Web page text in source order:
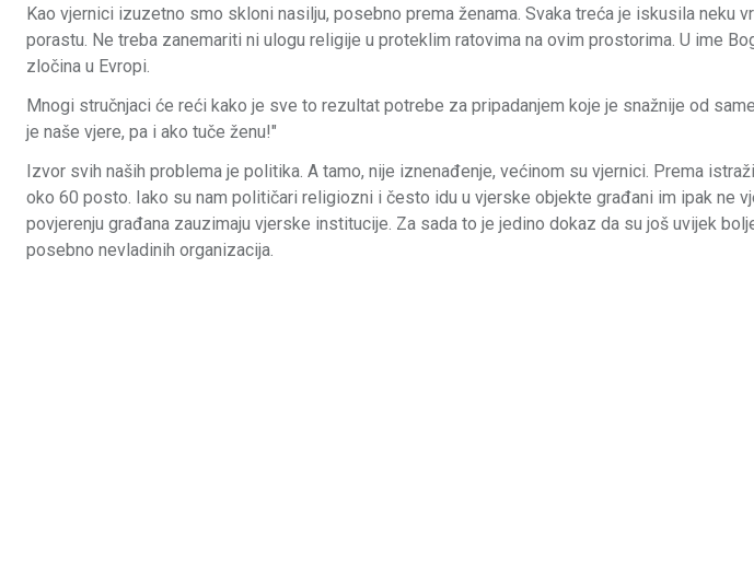
Kao vjernici izuzetno smo skloni nasilju, posebno prema ženama. Svaka treća je iskusila neku
porastu. Ne treba zanemariti ni ulogu religije u proteklim ratovima na ovim prostorima. U ime
zločina u Evropi.
Mnogi stručnjaci će reći kako je sve to rezultat potrebe za pripadanjem koje je snažnije od
je naše vjere, pa i ako tuče ženu!"
Izvor svih naših problema je politika. A tamo, nije iznenađenje, većinom su vjernici. Prema
oko 60 posto. Iako su nam političari religiozni i često idu u vjerske objekte građani im ipak ne
povjerenju građana zauzimaju vjerske institucije. Za sada to je jedino dokaz da su još uvijek
posebno nevladinih organizacija.